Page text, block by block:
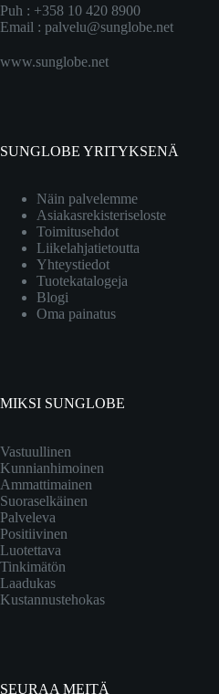
Puh : +358 10 420 8900
Email : palvelu@sunglobe.net
www.sunglobe.net
SUNGLOBE YRITYKSENÄ
Näin palvelemme
Asiakasrekisteriseloste
Toimitusehdot
Liikelahjatietoutta
Yhteystiedot
Tuotekatalogeja
Blogi
Oma painatus
MIKSI SUNGLOBE
Vastuullinen
Kunnianhimoinen
Ammattimainen
Suoraselkäinen
Palveleva
Positiivinen
Luotettava
Tinkimätön
Laadukas
Kustannustehokas
SEURAA MEITÄ